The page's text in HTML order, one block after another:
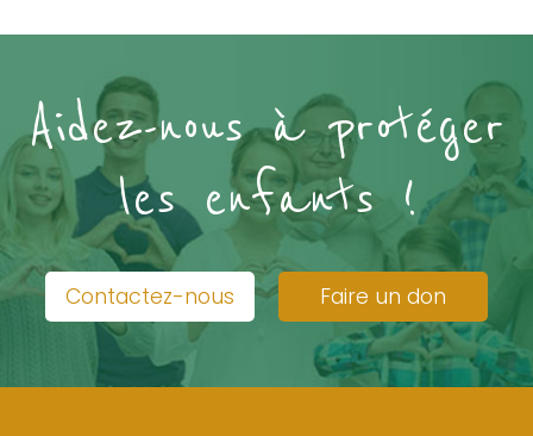
Aidez-nous à protéger
les enfants !
Contactez-nous Faire un don